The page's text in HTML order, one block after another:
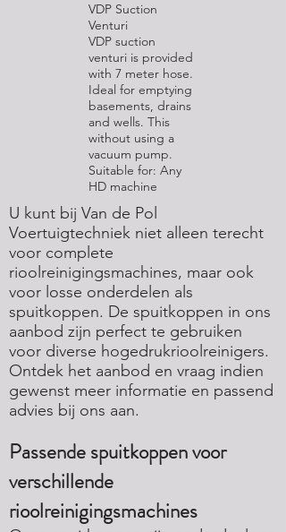
VDP Suction
Venturi
VDP suction
venturi is provided
with 7 meter hose.
Ideal for emptying
basements, drains
and wells. This
without using a
vacuum pump.
Suitable for: Any
HD machine
U kunt bij Van de Pol
Voertuigtechniek niet alleen terecht
voor complete
rioolreinigingsmachines, maar ook
voor losse onderdelen als
spuitkoppen. De spuitkoppen in ons
aanbod zijn perfect te gebruiken
voor diverse hogedrukrioolreinigers.
Ontdek het aanbod en vraag indien
gewenst meer informatie en passend
advies bij ons aan.
Passende spuitkoppen voor
verschillende
rioolreinigingsmachines